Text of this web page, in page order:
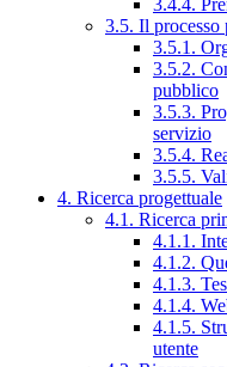
3.5. Il processo
3.5.1.
3.5.2.
pubblico
3.5.3.
servizio
3.5.4.
3.5.5.
4. Ricerca progettuale
4.1. Ricerca
4.1.1.
4.1.2.
4.1.3.
4.1.4.
4.1.5.
utente